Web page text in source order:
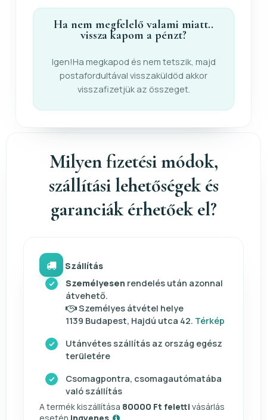
Ha nem megfelelő valami miatt..
vissza kapom a pénzt?
Igen!Ha megkapod és nem tetszik, majd
postafordultával visszaküldöd akkor
visszafizetjük az összeget.
Milyen fizetési módok,
szállítási lehetőségek és
garanciák érhetőek el?
Szállítás
Személyesen rendelés után azonnal
átvehető.
Személyes átvétel helye
1139 Budapest, Hajdú utca 42. Térkép
Utánvétes szállítás az ország egész
területére
Csomagpontra, csomagautómatába
való szállítás
A termék kiszállítása 80000 Ft feletti vásárlás